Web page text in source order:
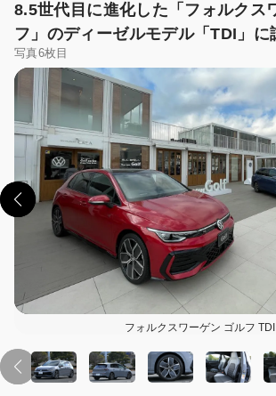
8.5世代目に進化した「フォルクス
フ」のディーゼルモデル「TDI」に
写真6枚目
フォルクスワーゲン ゴルフ TDI
この画像の記事を読む